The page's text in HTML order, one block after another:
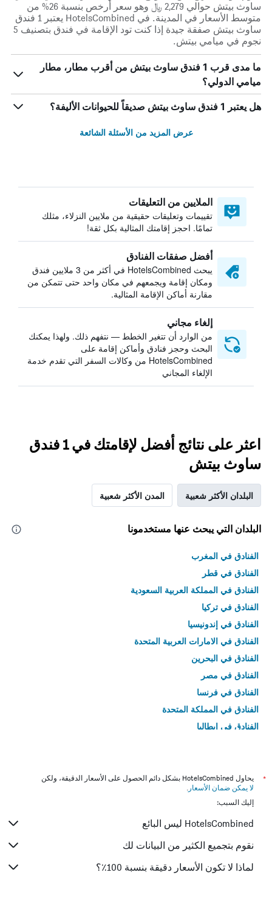
ساوث بيتش حوالي 2,279 ﷼ وهو سعر أرخص بنسبة 26% من
متوسط الأسعار في المدينة. في HotelsCombined يعتبر 1 فندق
ساوث بيتش صفقة جيدة إذا كنت تود الإقامة في فندق بتصنيف 5
نجوم في ميامي بيتش.
ما مدى قرب 1 فندق ساوث بيتش من أقرب مطار، مطار
ميامي الدولي؟
هل يعتبر 1 فندق ساوث بيتش صديقاً للحيوانات الأليفة؟
عرض المزيد من الأسئلة الشائعة
الملايين من التعليقات
تقييمات وتعليقات حقيقية من ملايين النزلاء، مثلك
تمامًا. احجز إقامتك المثالية بكل ثقة!
أفضل صفقات الفنادق
يبحث HotelsCombined في أكثر من 3 ملايين فندق
ومكان إقامة ويجمعهم في مكان واحد حتى تتمكن من
مقارنة أماكن الإقامة المثالية.
إلغاء مجاني
من الوارد أن تتغير الخطط — نتفهم ذلك. ولهذا يمكنك
البحث وحجز فنادق وأماكن إقامة على
HotelsCombined من وكالات السفر التي تقدم خدمة
الإلغاء المجاني
اعثر على نتائج أفضل لإقامتك في 1 فندق
ساوث بيتش
البلدان الأكثر شعبية المدن الأكثر شعبية
البلدان التي يبحث عنها مستخدمونا
الفنادق في المغرب
الفنادق في قطر
الفنادق في المملكة العربية السعودية
الفنادق في تركيا
الفنادق في إندونيسيا
الفنادق في الامارات العربية المتحدة
الفنادق في البحرين
الفنادق في مصر
الفنادق في فرنسا
الفنادق في المملكة المتحدة
الفنادق في إيطاليا
*
يحاول HotelsCombined بشكل دائم الحصول على الأسعار الدقيقة، ولكن
لا يمكن ضمان الأسعار .
إليك السبب:
HotelsCombined ليس البائع
نقوم بتجميع الكثير من البيانات لك
لماذا لا تكون الأسعار دقيقة بنسبة 100٪؟